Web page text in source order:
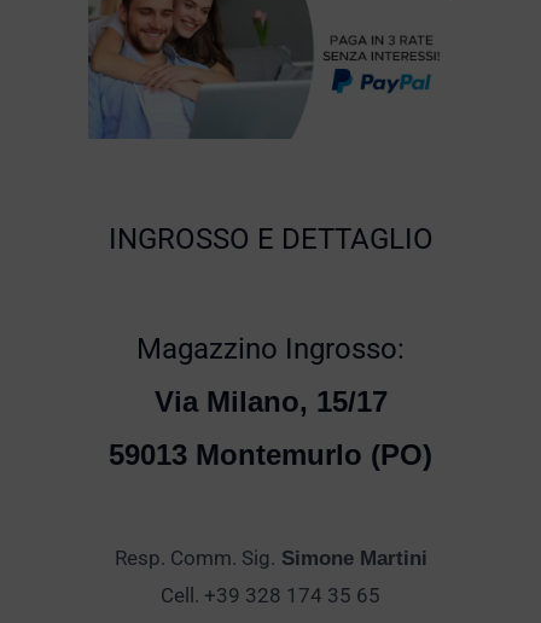
INGROSSO E DETTAGLIO
Magazzino Ingrosso:
Via Milano, 15/17
59013 Montemurlo (PO)
Resp. Comm. Sig. Simone Martini
Cell. +39 328 174 35 65